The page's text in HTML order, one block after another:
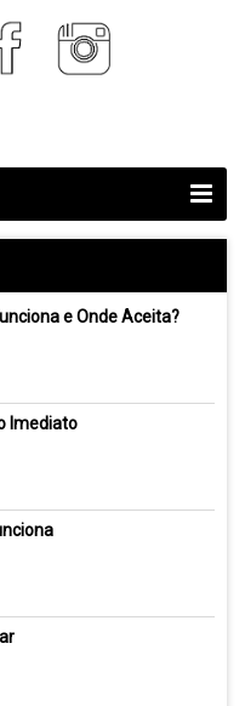
e Onde Aceita?
Imediato